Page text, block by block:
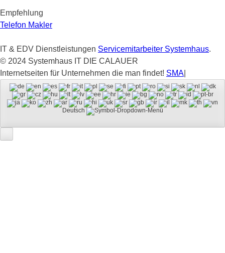
Empfehlung
Telefon Makler
IT & EDV Dienstleistungen Servicemitarbeiter Systemhaus.
© 2024 Systemhaus IT DIE CALAUER
Internetseiten für Unternehmen die man findet! SMA
Deutsch